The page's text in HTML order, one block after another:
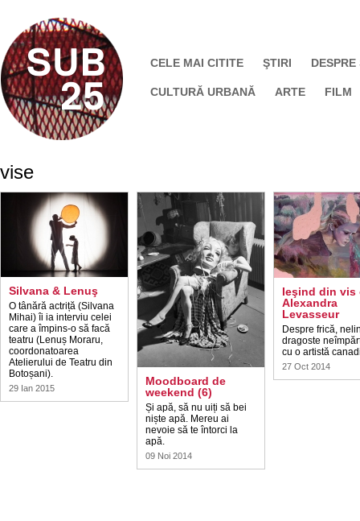
CELE MAI CITITE ŞTIRI DESPRE
CULTURĂ URBANĂ ARTE FILM
vise
Silvana & Lenuş
O tânără actriță (Silvana
Mihai) îi ia interviu celei
care a împins-o să facă
teatru (Lenuș Moraru,
coordonatoarea
Atelierului de Teatru din
Botoșani).
29 Ian 2015
Moodboard de
weekend (6)
Și apă, să nu uiți să bei
niște apă. Mereu ai
nevoie să te întorci la
apă.
09 Noi 2014
Ieşind din vis
Alexandra
Levasseur
Despre frică,
dragoste
cu o artistă
27 Oct 2014